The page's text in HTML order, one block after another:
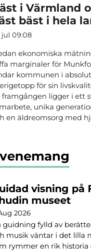
i Värmland
bäst i hela
jul 09:08
ekonomiska
marginaler för
kommunen i absolut
för sin
ligger i ett
unika
en äldreomsorg med
visning på
museet
2026
guidning fylld av
musik väntar i det lilla
rymmer en rik historia